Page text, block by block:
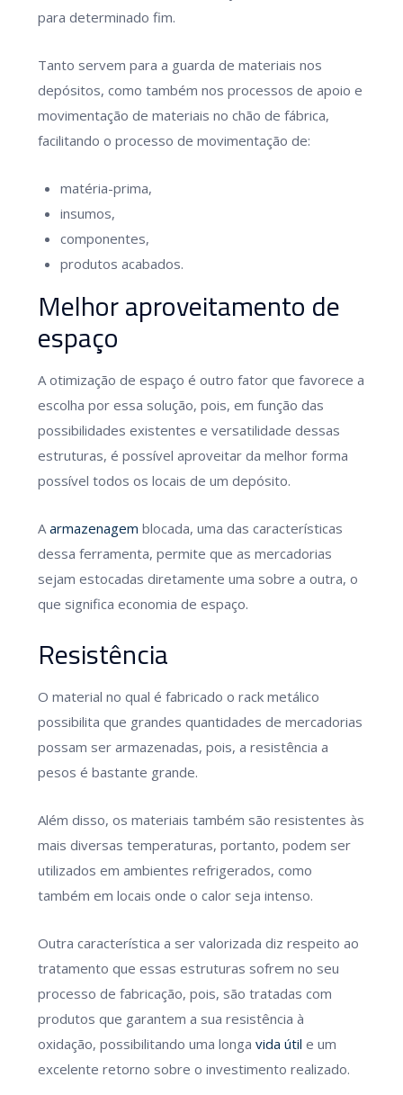
para determinado fim.
Tanto servem para a guarda de materiais nos
depósitos, como também nos processos de apoio e
movimentação de materiais no chão de fábrica,
facilitando o processo de movimentação de:
matéria-prima,
insumos,
componentes,
produtos acabados.
Melhor aproveitamento de
espaço
A otimização de espaço é outro fator que favorece a
escolha por essa solução, pois, em função das
possibilidades existentes e versatilidade dessas
estruturas, é possível aproveitar da melhor forma
possível todos os locais de um depósito.
Aarmazenagem blocada, uma das características
dessa ferramenta, permite que as mercadorias
sejam estocadas diretamente uma sobre a outra, o
que significa economia de espaço.
Resistência
O material no qual é fabricado o rack metálico
possibilita que grandes quantidades de mercadorias
possam ser armazenadas, pois, a resistência a
pesos é bastante grande.
Além disso, os materiais também são resistentes às
mais diversas temperaturas, portanto, podem ser
utilizados em ambientes refrigerados, como
também em locais onde o calor seja intenso.
Outra característica a ser valorizada diz respeito ao
tratamento que essas estruturas sofrem no seu
processo de fabricação, pois, são tratadas com
produtos que garantem a sua resistência à
oxidação, possibilitando uma longa vida útil e um
excelente retorno sobre o investimento realizado.